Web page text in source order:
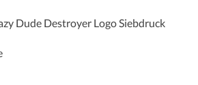
Dude Destroyer Logo Siebdruck